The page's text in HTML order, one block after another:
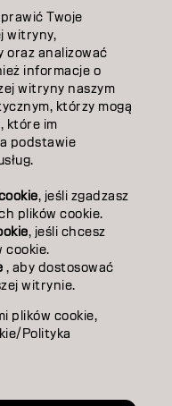
użytkowania
rozwoju
Twoje
witryny,
oraz analizować
informacje o
witryny naszym
którzy mogą
które im
podstawie
, jeśli zgadzasz
plików cookie.
, jeśli chcesz
cookie.
, aby dostosować
witrynie.
plików cookie,
Polityka